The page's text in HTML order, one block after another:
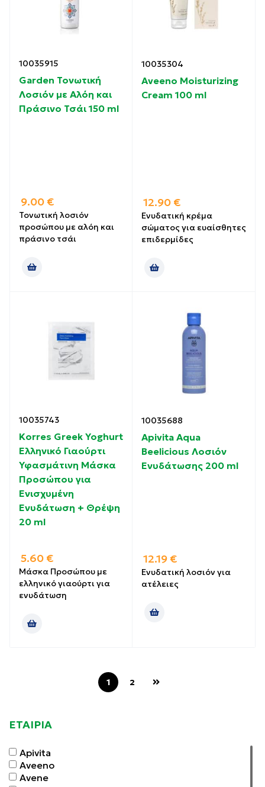
ΕΤΑΙΡΙΑ
Apivita
Aveeno
Avene
10035915
Garden Τονωτική
Λοσιόν με Αλόη και
Πράσινο Τσάι 150 ml
9.00 €
Τονωτική λοσιόν
προσώπου με αλόη και
πράσινο τσάι
10035304
Aveeno Moisturizing
Cream 100 ml
12.90 €
Ενυδατική κρέμα
σώματος για ευαίσθητες
επιδερμίδες
10035743
Korres Greek Yoghurt
Ελληνικό Γιαούρτι
Υφασμάτινη Μάσκα
Προσώπου για
Ενισχυμένη
Ενυδάτωση + Θρέψη
20 ml
5.60 €
Μάσκα Προσώπου με
ελληνικό γιαούρτι για
ενυδάτωση
10035688
Apivita Aqua
Beelicious Λοσιόν
Ενυδάτωσης 200 ml
12.19 €
Ενυδατική λοσιόν για
ατέλειες
1 2